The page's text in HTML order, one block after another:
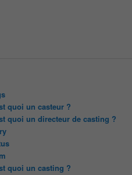
quoi un casteur ?
quoi un directeur de casting ?
quoi un casting ?